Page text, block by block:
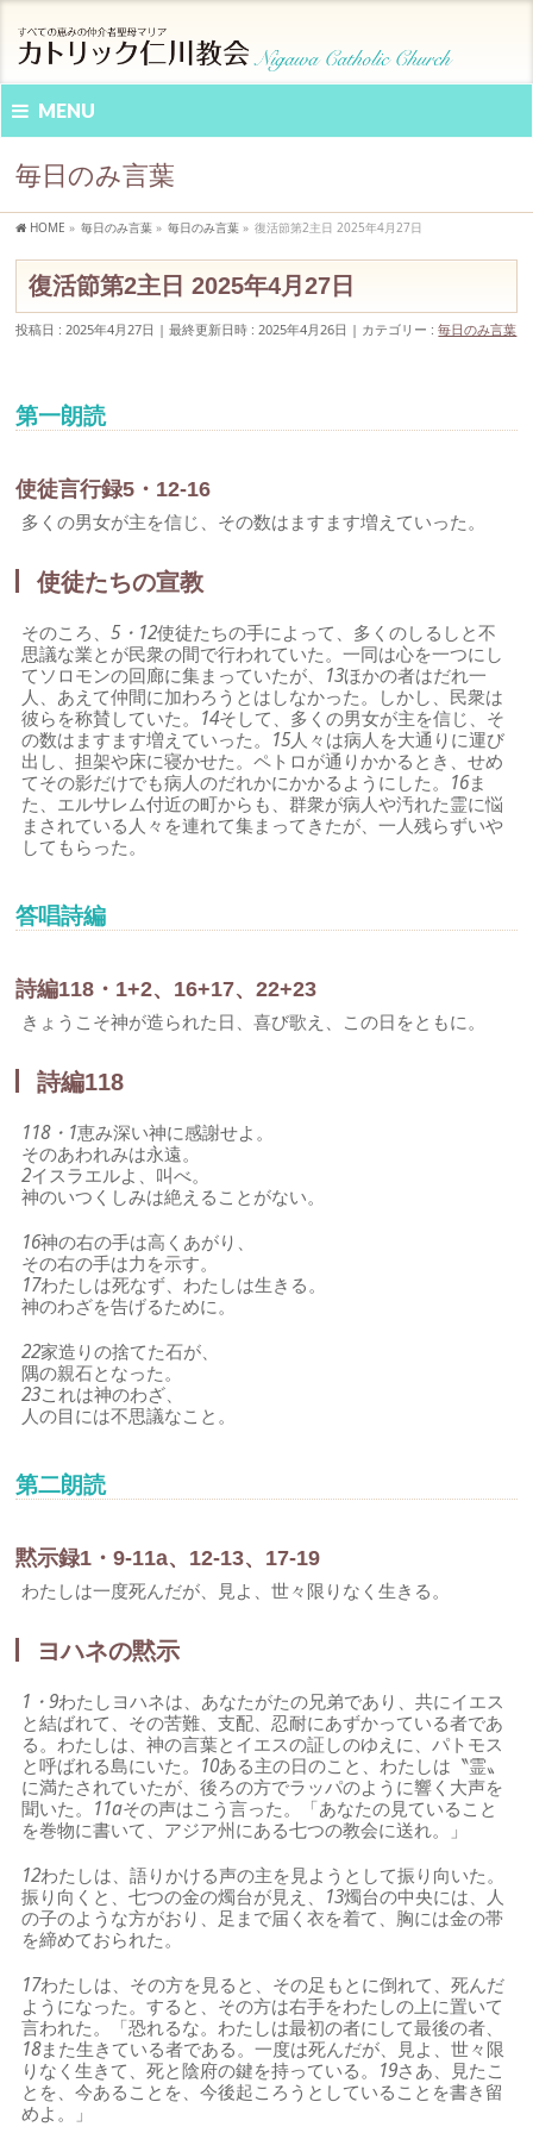
MENU
毎日のみ言葉
HOME » 毎日のみ言葉 » 毎日のみ言葉 » 復活節第2主日 2025年4月27日
復活節第2主日 2025年4月27日
投稿日 : 2025年4月27日 最終更新日時 : 2025年4月26日 カテゴリー :毎日のみ言葉
第一朗読
使徒言行録5・12-16
多くの男女が主を信じ、その数はますます増えていった。
使徒たちの宣教
そのころ、5・12使徒たちの手によって、多くのしるしと不
思議な業とが民衆の間で行われていた。一同は心を一つにし
てソロモンの回廊に集まっていたが、 13ほかの者はだれ一
人、あえて仲間に加わろうとはしなかった。しかし、民衆は
彼らを称賛していた。 14そして、多くの男女が主を信じ、そ
の数はますます増えていった。 15人々は病人を大通りに運び
出し、担架や床に寝かせた。ペトロが通りかかるとき、せめ
てその影だけでも病人のだれかにかかるようにした。 16ま
た、エルサレム付近の町からも、群衆が病人や汚れた霊に悩
まされている人々を連れて集まってきたが、一人残らずいや
してもらった。
答唱詩編
詩編118・1+2、16+17、22+23
きょうこそ神が造られた日、喜び歌え、この日をともに。
詩編118
118・1恵み深い神に感謝せよ。
そのあわれみは永遠。
2イスラエルよ、叫べ。
神のいつくしみは絶えることがない。
16神の右の手は高くあがり、
その右の手は力を示す。
17わたしは死なず、わたしは生きる。
神のわざを告げるために。
22家造りの捨てた石が、
隅の親石となった。
23これは神のわざ、
人の目には不思議なこと。
第二朗読
黙示録1・9-11a、12-13、17-19
わたしは一度死んだが、見よ、世々限りなく生きる。
ヨハネの黙示
1・9わたしヨハネは、あなたがたの兄弟であり、共にイエス
と結ばれて、その苦難、支配、忍耐にあずかっている者であ
る。わたしは、神の言葉とイエスの証しのゆえに、パトモス
と呼ばれる島にいた。 10ある主の日のこと、わたしは〝霊〟
に満たされていたが、後ろの方でラッパのように響く大声を
聞いた。 11aその声はこう言った。「あなたの見ていること
を巻物に書いて、アジア州にある七つの教会に送れ。」
12わたしは、語りかける声の主を見ようとして振り向いた。
振り向くと、七つの金の燭台が見え、 13燭台の中央には、人
の子のような方がおり、足まで届く衣を着て、胸には金の帯
を締めておられた。
17わたしは、その方を見ると、その足もとに倒れて、死んだ
ようになった。すると、その方は右手をわたしの上に置いて
言われた。「恐れるな。わたしは最初の者にして最後の者、
18また生きている者である。一度は死んだが、見よ、世々限
りなく生きて、死と陰府の鍵を持っている。 19さあ、見たこ
とを、今あることを、今後起ころうとしていることを書き留
めよ。」